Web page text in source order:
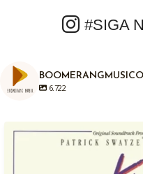
#SIGA
6.722
Em 04/08/1987, há